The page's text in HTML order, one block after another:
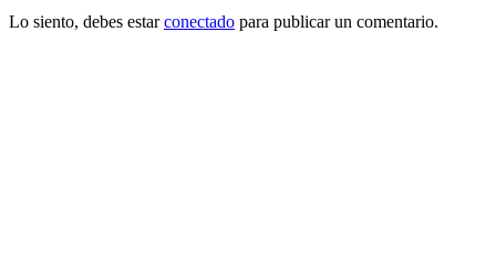
Lo siento, debes estarconectado para publicar un comentario.